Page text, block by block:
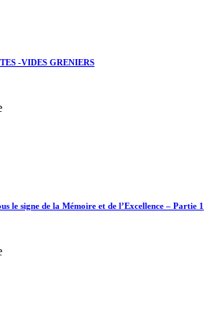
-VIDES GRENIERS
le signe de la Mémoire et de l’Excellence – Partie 1